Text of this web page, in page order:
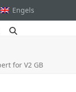
Engels
for V2 GB